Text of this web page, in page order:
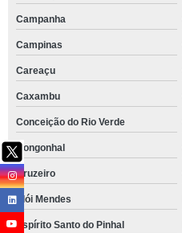
Campanha
Campinas
Careaçu
Caxambu
Conceição do Rio Verde
Congonhal
Cruzeiro
Elói Mendes
Espírito Santo do Pinhal